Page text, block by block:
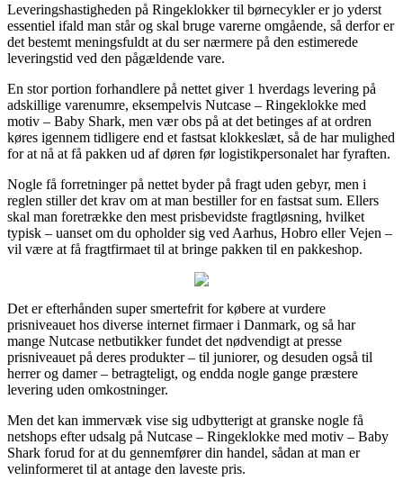
Leveringshastigheden på Ringeklokker til børnecykler er jo yderst
essentiel ifald man står og skal bruge varerne omgående, så derfor er
det bestemt meningsfuldt at du ser nærmere på den estimerede
leveringstid ved den pågældende vare.
En stor portion forhandlere på nettet giver 1 hverdags levering på
adskillige varenumre, eksempelvis Nutcase – Ringeklokke med
motiv – Baby Shark, men vær obs på at det betinges af at ordren
køres igennem tidligere end et fastsat klokkeslæt, så de har mulighed
for at nå at få pakken ud af døren før logistikpersonalet har fyraften.
Nogle få forretninger på nettet byder på fragt uden gebyr, men i
reglen stiller det krav om at man bestiller for en fastsat sum. Ellers
skal man foretrække den mest prisbevidste fragtløsning, hvilket
typisk – uanset om du opholder sig ved Aarhus, Hobro eller Vejen –
vil være at få fragtfirmaet til at bringe pakken til en pakkeshop.
Det er efterhånden super smertefrit for købere at vurdere
prisniveauet hos diverse internet firmaer i Danmark, og så har
mange Nutcase netbutikker fundet det nødvendigt at presse
prisniveauet på deres produkter – til juniorer, og desuden også til
herrer og damer – betragteligt, og endda nogle gange præstere
levering uden omkostninger.
Men det kan immervæk vise sig udbytterigt at granske nogle få
netshops efter udsalg på Nutcase – Ringeklokke med motiv – Baby
Shark forud for at du gennemfører din handel, sådan at man er
velinformeret til at antage den laveste pris.